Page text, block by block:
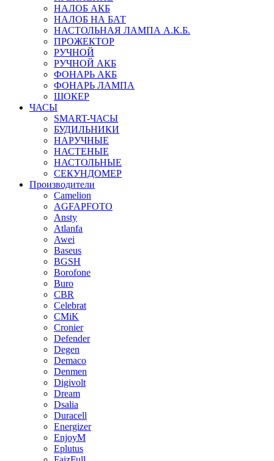
НАЛОБ АКБ
НАЛОБ НА БАТ
НАСТОЛЬНАЯ ЛАМПА А.К.Б.
ПРОЖЕКТОР
РУЧНОЙ
РУЧНОЙ АКБ
ФОНАРЬ АКБ
ФОНАРЬ ЛАМПА
ШОКЕР
ЧАСЫ
SMART-ЧАСЫ
БУДИЛЬНИКИ
НАРУЧНЫЕ
НАСТЕНЫЕ
НАСТОЛЬНЫЕ
СЕКУНДОМЕР
Производители
Camelion
AGFAPFOTO
Ansty
Atlanfa
Awei
Baseus
BGSH
Borofone
Buro
CBR
Celebrat
CMiK
Cronier
Defender
Degen
Demaco
Denmen
Digivolt
Dream
Dsalia
Duracell
Energizer
EnjoyM
Eplutus